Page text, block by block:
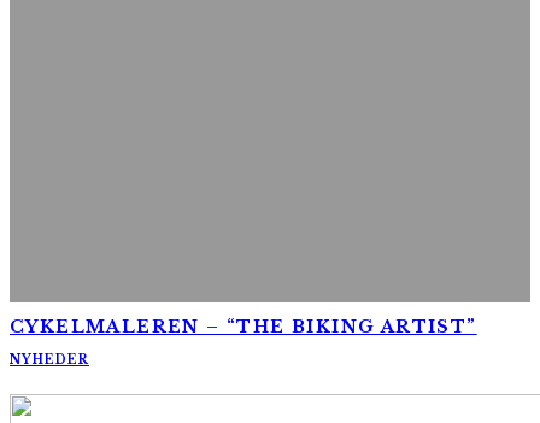
CYKELMALEREN – “THE BIKING ARTIST”
NYHEDER